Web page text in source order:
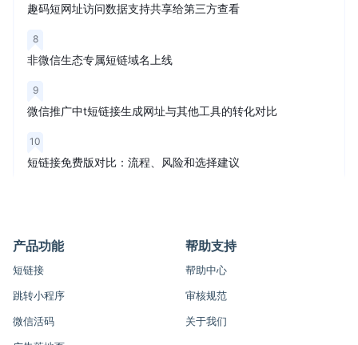
趣码短网址访问数据支持共享给第三方查看
8
非微信生态专属短链域名上线
9
微信推广中t短链接生成网址与其他工具的转化对比
10
短链接免费版对比：流程、风险和选择建议
产品功能
短链接
跳转小程序
微信活码
帮助支持
帮助中心
审核规范
关于我们